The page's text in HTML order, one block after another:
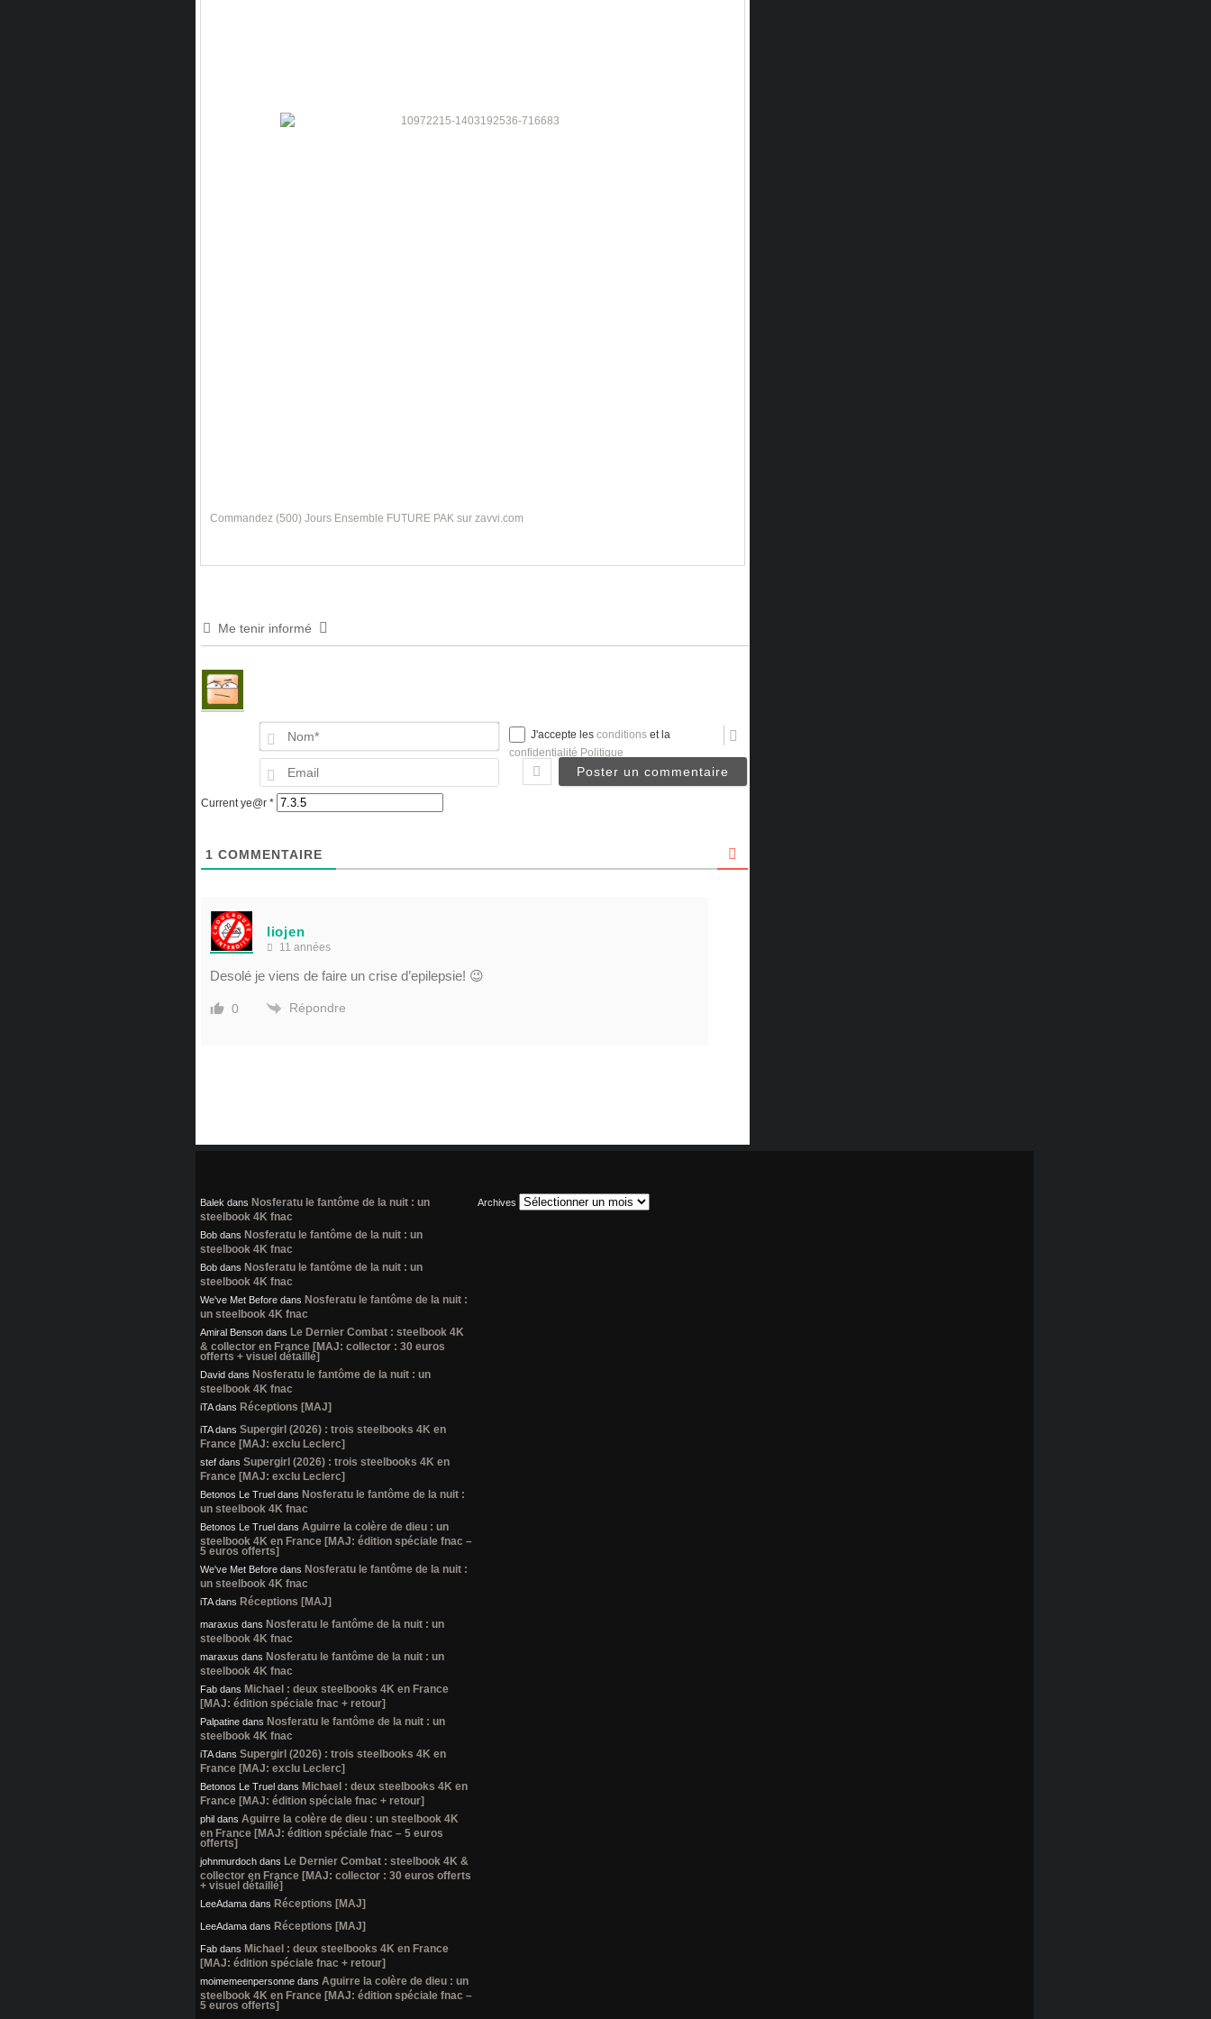
Commandez (500) Jours Ensemble FUTURE PAK sur zavvi.com
Me tenir informé
Nom*
J'accepte les conditions et la
confidentialité Politique
Current ye@r *
1 COMMENTAIRE
liojen
11 années
Desolé je viens de faire un crise d’epilepsie! 😉
0 Répondre
Balek dans Nosferatu le fantôme de la nuit : un
steelbook 4K fnac
Bob dans Nosferatu le fantôme de la nuit : un
steelbook 4K fnac
Bob dans Nosferatu le fantôme de la nuit : un
steelbook 4K fnac
We've Met Before dans Nosferatu le fantôme de la nuit :
un steelbook 4K fnac
Amiral Benson dans Le Dernier Combat : steelbook 4K
& collector en France [MAJ: collector : 30 euros
offerts + visuel détaillé]
David dans Nosferatu le fantôme de la nuit : un
steelbook 4K fnac
iTAdans Réceptions [MAJ]
iTAdans Supergirl (2026) : trois steelbooks 4K en
France [MAJ: exclu Leclerc]
stef dans Supergirl (2026) : trois steelbooks 4K en
France [MAJ: exclu Leclerc]
Betonos Le Truel dans Nosferatu le fantôme de la nuit :
un steelbook 4K fnac
Betonos Le Truel dans Aguirre la colère de dieu : un
steelbook 4K en France [MAJ: édition spéciale fnac –
5 euros offerts]
We've Met Before dans Nosferatu le fantôme de la nuit :
un steelbook 4K fnac
iTAdans Réceptions [MAJ]
maraxus dans Nosferatu le fantôme de la nuit : un
steelbook 4K fnac
maraxus dans Nosferatu le fantôme de la nuit : un
steelbook 4K fnac
Fab dans Michael : deux steelbooks 4K en France
[MAJ: édition spéciale fnac + retour]
Palpatine dans Nosferatu le fantôme de la nuit : un
steelbook 4K fnac
iTAdans Supergirl (2026) : trois steelbooks 4K en
France [MAJ: exclu Leclerc]
Betonos Le Truel dans Michael : deux steelbooks 4K en
France [MAJ: édition spéciale fnac + retour]
phil dans Aguirre la colère de dieu : un steelbook 4K
en France [MAJ: édition spéciale fnac – 5 euros
offerts]
johnmurdoch dans Le Dernier Combat : steelbook 4K &
collector en France [MAJ: collector : 30 euros offerts
+ visuel détaillé]
LeeAdama dans Réceptions [MAJ]
LeeAdama dans Réceptions [MAJ]
Fab dans Michael : deux steelbooks 4K en France
[MAJ: édition spéciale fnac + retour]
moimemeenpersonne dans Aguirre la colère de dieu : un
steelbook 4K en France [MAJ: édition spéciale fnac –
5 euros offerts]
Archives